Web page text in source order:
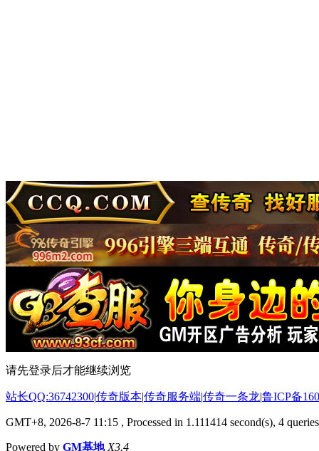
请先登录后才能继续浏览
站长QQ:36742300|传奇版本|传奇服务端|传奇一条龙|鲁ICP备
GMT+8, 2026-8-7 11:15 , Processed in 1.111414 second(s), 4
Powered by GM基地 X3.4